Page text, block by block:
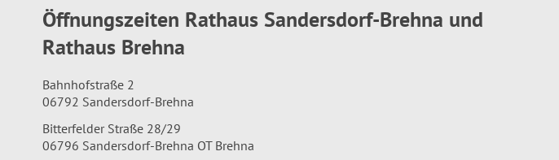
Öffnungszeiten Rathaus Sandersdorf-Brehna und
Rathaus Brehna
Bahnhofstraße 2
06792 Sandersdorf-Brehna
Bitterfelder Straße 28/29
06796 Sandersdorf-Brehna OT Brehna